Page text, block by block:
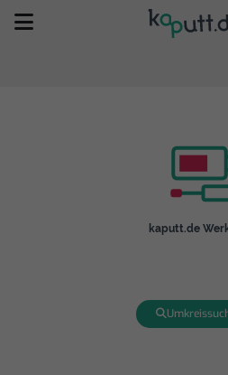
Selbst reparieren
kaputt.de